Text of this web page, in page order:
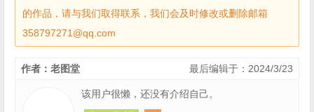
的作品，请与我们取得联系，我们会及时修改或删除邮箱
358797271@qq.com
最后编辑于：2024/3/23
作者：老图堂
该用户很懒，还没有介绍自己。